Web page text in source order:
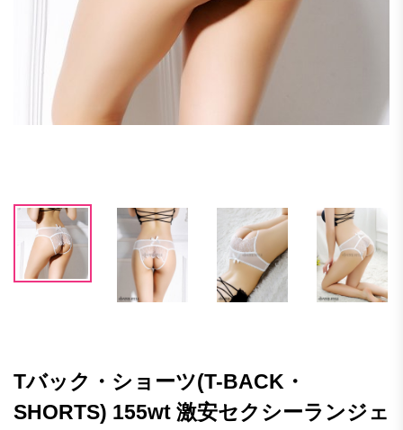
Tバック・ショーツ(T-BACK・
SHORTS) 155wt 激安セクシーランジェ